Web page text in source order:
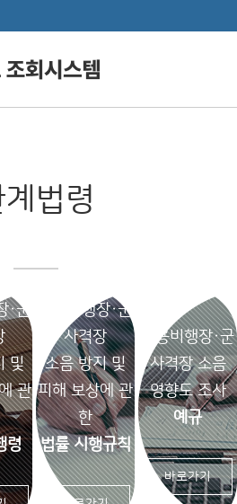
법령
·군
및
관
령
군용비행장·군
사격장
소음 방지 및
피해 보상에 관
한
법률 시행규칙
군용비행장·군
사격장 소음
영향도 조사
예규
바로가기